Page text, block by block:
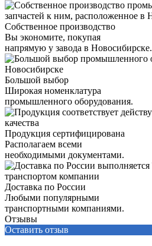
Собственное производство
Вы экономите, покупая
напрямую у завода в Новосибирске.
Большой выбор
Широкая номенклатура
промышленного оборудования.
Продукция сертифицирована
Располагаем всеми
необходимыми документами.
Доставка по России
Любыми популярными
транспортными компаниями.
Отзывы
Оставить отзыв